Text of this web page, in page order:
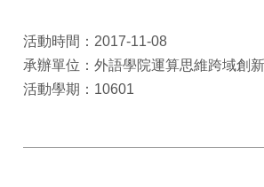
活動時間：2017-11-08
承辦單位：外語學院運算思維跨域創
活動學期：10601